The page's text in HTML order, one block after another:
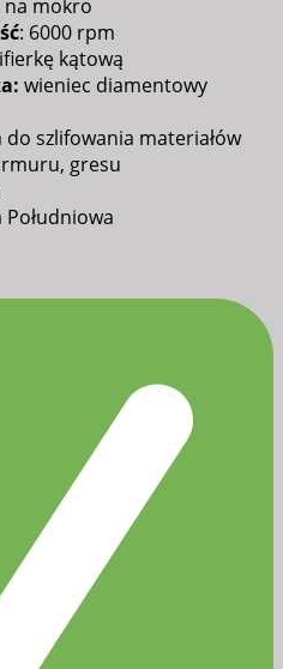
mokro
: 6000 rpm
kątową
wieniec diamentowy
do szlifowania materiałów
gresu
Południowa